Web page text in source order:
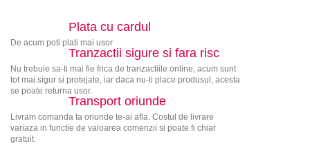
Plata cu cardul
De acum poti plati mai usor
Tranzactii sigure si fara risc
Nu trebuie sa-ti mai fie frica de tranzactiile online, acum sunt
tot mai sigur si protejate, iar daca nu-ti place produsul, acesta
se poate returna usor.
Transport oriunde
Livram comanda ta oriunde te-ai afla. Costul de livrare
variaza in functie de valoarea comenzii si poate fi chiar
gratuit.